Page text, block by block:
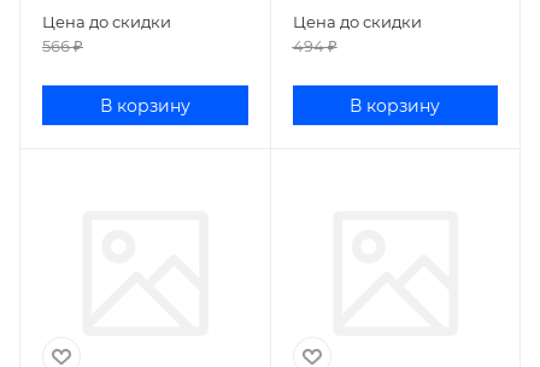
Цена до скидки
566₽
В корзину
Цена до скидки
494₽
В корзину